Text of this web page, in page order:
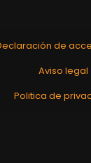
de
Aviso legal
Politica de